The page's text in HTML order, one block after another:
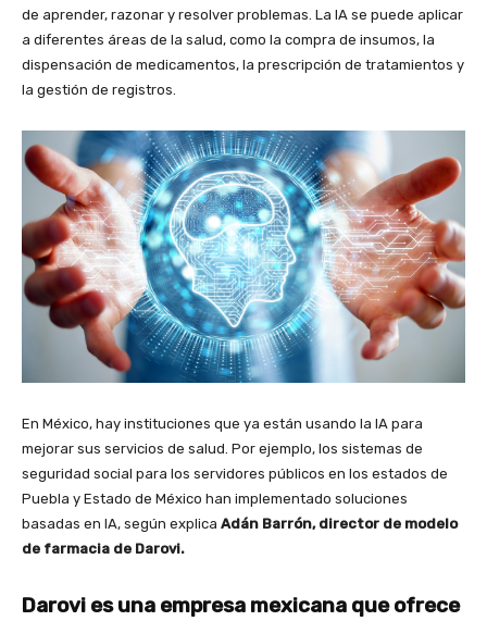
de aprender, razonar y resolver problemas. La IA se puede aplicar
a diferentes áreas de la salud, como la compra de insumos, la
dispensación de medicamentos, la prescripción de tratamientos y
la gestión de registros.
En México, hay instituciones que ya están usando la IA para
mejorar sus servicios de salud. Por ejemplo, los sistemas de
seguridad social para los servidores públicos en los estados de
Puebla y Estado de México han implementado soluciones
basadas en IA, según explica Adán Barrón, director de modelo
de farmacia de Darovi.
Darovi es una empresa mexicana que ofrece